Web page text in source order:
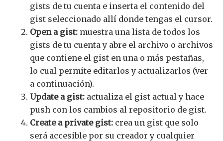
gists de tu cuenta e inserta el contenido del
gist seleccionado allí donde tengas el cursor.
Open a gist: muestra una lista de todos los
gists de tu cuenta y abre el archivo o archivos
que contiene el gist en una o más pestañas,
lo cual permite editarlos y actualizarlos (ver
a continuación).
Update a gist: actualiza el gist actual y hace
push con los cambios al repositorio de gist.
Create a private gist: crea un gist que solo
será accesible por su creador y cualquier